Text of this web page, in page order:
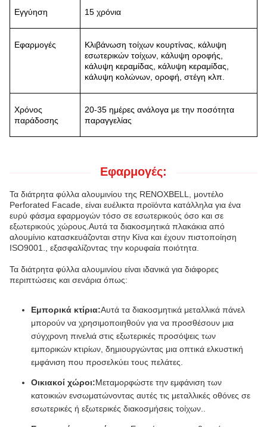
Εγγύηση 15 χρόνια
Εφαρμογές
Κλιβάνωση τοίχων κουρτίνας, κάλυψη
εσωτερικών τοίχων, κάλυψη οροφής,
κάλυψη κεραμίδας, κάλυψη κεραμίδας,
κάλυψη κολώνων, οροφή, στέγη κλπ.
Χρόνος
παράδοσης
20-35 ημέρες ανάλογα με την ποσότητα
παραγγελίας
Εφαρμογές:
Τα διάτρητα φύλλα αλουμινίου της RENOXBELL, μοντέλο
Perforated Facade, είναι ευέλικτα προϊόντα κατάλληλα για ένα
ευρύ φάσμα εφαρμογών τόσο σε εσωτερικούς όσο και σε
εξωτερικούς χώρους.Αυτά τα διακοσμητικά πλακάκια από
αλουμίνιο κατασκευάζονται στην Κίνα και έχουν πιστοποίηση
ISO9001., εξασφαλίζοντας την κορυφαία ποιότητα.
Τα διάτρητα φύλλα αλουμινίου είναι ιδανικά για διάφορες
περιπτώσεις και σενάρια όπως:
Εμπορικά κτίρια:Αυτά τα διακοσμητικά μεταλλικά πάνελ
μπορούν να χρησιμοποιηθούν για να προσθέσουν μια
σύγχρονη πινελιά στις εξωτερικές προσόψεις των
εμπορικών κτιρίων, δημιουργώντας μια οπτικά ελκυστική
εμφάνιση που προσελκύει τους πελάτες.
Οικιακοί χώροι:Μεταμορφώστε την εμφάνιση των
κατοικιών ενσωματώνοντας αυτές τις μεταλλικές οθόνες σε
εσωτερικές ή εξωτερικές διακοσμήσεις τοίχων..